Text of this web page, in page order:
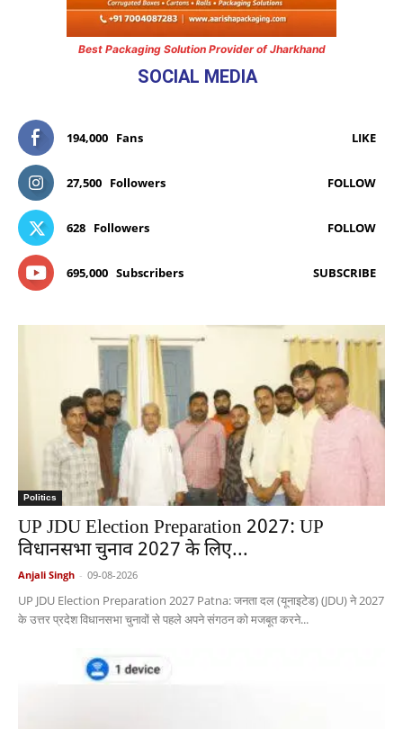
Best Packaging Solution Provider of Jharkhand
SOCIAL MEDIA
194,000 Fans LIKE
27,500 Followers FOLLOW
628 Followers FOLLOW
695,000 Subscribers SUBSCRIBE
Politics
UP JDU Election Preparation 2027: UP
विधानसभा चुनाव 2027 के लिए...
Anjali Singh - 09-08-2026
UP JDU Election Preparation 2027 Patna: जनता दल (यूनाइटेड) (JDU) ने 2027
के उत्तर प्रदेश विधानसभा चुनावों से पहले अपने संगठन को मजबूत करने...